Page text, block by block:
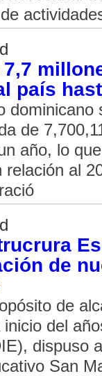
7,7
país
dominicano
de
año, lo
al
de
de
del
dispuso
San